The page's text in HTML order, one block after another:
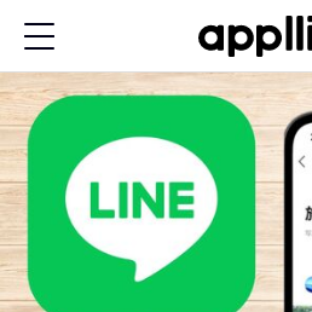
ン
コ
ン
テ
ン
ツ